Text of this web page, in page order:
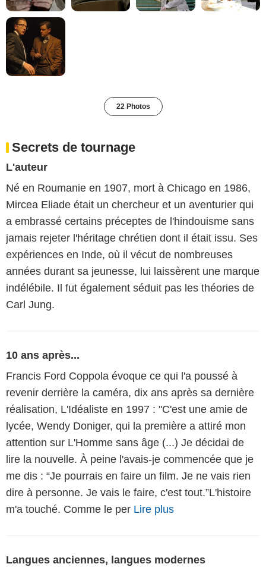
22 Photos
Secrets de tournage
L'auteur
Né en Roumanie en 1907, mort à Chicago en 1986,
Mircea Eliade était un chercheur et un aventurier qui
a embrassé certains préceptes de l'hindouisme sans
jamais rejeter l'héritage chrétien dont il était issu. Ses
expériences en Inde, où il vécut de nombreuses
années durant sa jeunesse, lui laissèrent une marque
indélébile. Il fut également séduit pas les théories de
Carl Jung.
10 ans après...
Francis Ford Coppola évoque ce qui l'a poussé à
revenir derrière la caméra, dix ans après sa dernière
réalisation, L'Idéaliste en 1997 : "C'est une amie de
lycée, Wendy Doniger, qui la première a attiré mon
attention sur L'Homme sans âge (...) Je décidai de
lire la nouvelle. À peine l'avais-je commencée que je
me dis : “Je pourrais en faire un film. Je ne vais rien
dire à personne. Je vais le faire, c'est tout.”L'histoire
m'a touché. Comme le per Lire plus
Langues anciennes, langues modernes